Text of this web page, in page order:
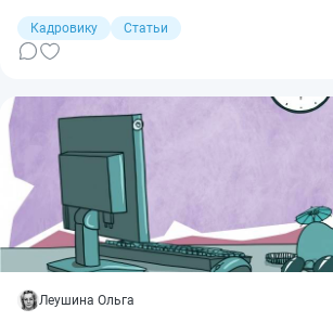
сотрудникам МВД, и кто входит в эту
Разбираемся.
Кадровику
Статьи
Леушина Ольга